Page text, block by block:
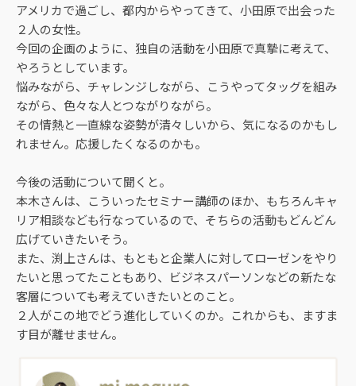
アメリカで過ごし、都内からやってきて、小田原で出会った
２人の女性。
今回の企画のように、独自の活動を小田原で真摯に考えて、
やろうとしています。
悩みながら、チャレンジしながら、こうやってタッグを組み
ながら、色々な人とつながりながら。
その情熱と一直線な姿勢が清々しいから、気になるのかもし
れません。応援したくなるのかも。
今後の活動について聞くと。
本木さんは、こういったセミナー講師のほか、もちろんキャ
リア相談なども行なっているので、そちらの活動もどんどん
広げていきたいそう。
また、渕上さんは、もともと企業人に対してローゼンをやり
たいと思ってたこともあり、ビジネスパーソンなどの新たな
客層についても考えていきたいとのこと。
２人がこの地でどう進化していくのか。これからも、ますま
す目が離せません。